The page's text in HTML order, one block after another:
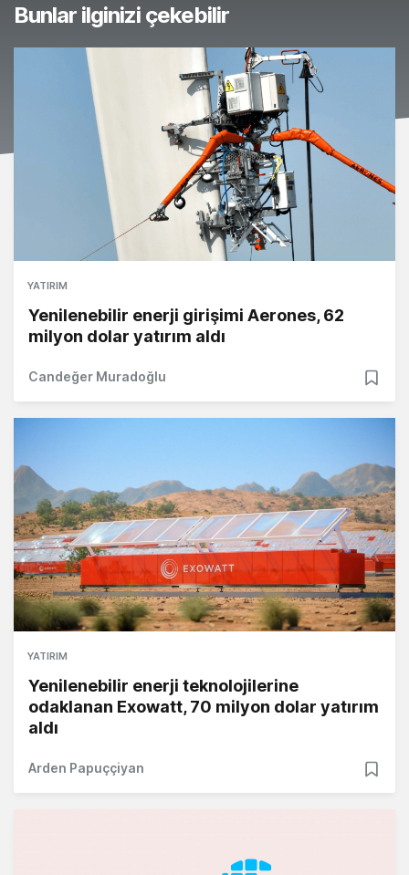
Bunlar ilginizi çekebilir
YATIRIM
Yenilenebilir enerji girişimi Aerones, 62
milyon dolar yatırım aldı
Candeğer Muradoğlu
YATIRIM
Yenilenebilir enerji teknolojilerine
odaklanan Exowatt, 70 milyon dolar yatırım
aldı
Arden Papuççiyan